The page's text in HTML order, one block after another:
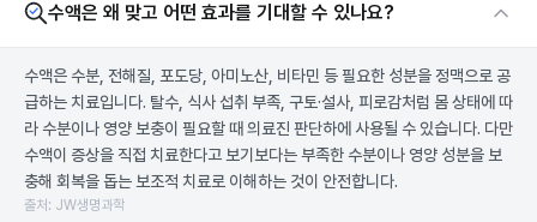
수액은 왜 맞고 어떤 효과를 기대할 수 있나요?
수액은 수분, 전해질, 포도당, 아미노산, 비타민 등 필요한 성분을 정맥으로 공
급하는 치료입니다. 탈수, 식사 섭취 부족, 구토·설사, 피로감처럼 몸 상태에 따
라 수분이나 영양 보충이 필요할 때 의료진 판단하에 사용될 수 있습니다. 다만
수액이 증상을 직접 치료한다고 보기보다는 부족한 수분이나 영양 성분을 보
충해 회복을 돕는 보조적 치료로 이해하는 것이 안전합니다.
출처: JW생명과학